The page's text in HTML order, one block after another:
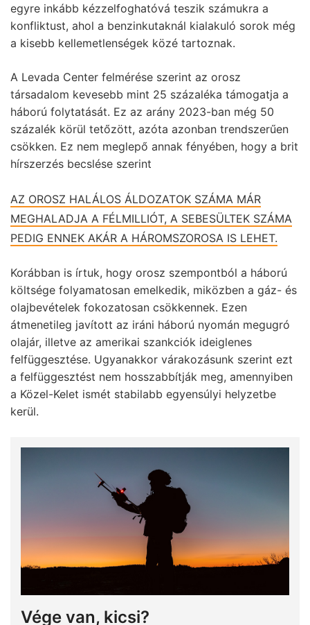
egyre inkább kézzelfoghatóvá teszik számukra a
konfliktust, ahol a benzinkutaknál kialakuló sorok még
a kisebb kellemetlenségek közé tartoznak.
A Levada Center felmérése szerint az orosz
társadalom kevesebb mint 25 százaléka támogatja a
háború folytatását. Ez az arány 2023-ban még 50
százalék körül tetőzött, azóta azonban trendszerűen
csökken. Ez nem meglepő annak fényében, hogy a brit
hírszerzés becslése szerint
AZ OROSZ HALÁLOS ÁLDOZATOK SZÁMA MÁR
MEGHALADJA A FÉLMILLIÓT, A SEBESÜLTEK SZÁMA
PEDIG ENNEK AKÁR A HÁROMSZOROSA IS LEHET.
Korábban is írtuk, hogy orosz szempontból a háború
költsége folyamatosan emelkedik, miközben a gáz- és
olajbevételek fokozatosan csökkennek. Ezen
átmenetileg javított az iráni háború nyomán megugró
olajár, illetve az amerikai szankciók ideiglenes
felfüggesztése. Ugyanakkor várakozásunk szerint ezt
a felfüggesztést nem hosszabbítják meg, amennyiben
a Közel-Kelet ismét stabilabb egyensúlyi helyzetbe
kerül.
Vége van, kicsi?